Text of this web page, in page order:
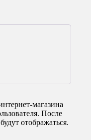
магазина
После
отображаться.